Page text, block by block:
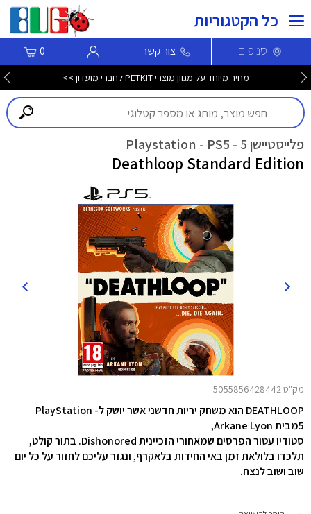
כל הקטגוריות
סניפים צור קשר 0
מחיר מיוחד על מגוון מוצרי PETKIT לחברי מועדון >>
פלייסטיישן 5 - Playstation - PS5
Deathloop Standard Edition
מק"ט 5055856428442
DEATHLOOP הוא משחק יריות חדשני אשר יושק ל- PlayStation
5מבית Arkane Lyon
,
סטודיו עטורהפרסים שמאחורי הזכייניתDishonored. בתור קולט,
תלכדו בלולאת זמן באי החידות בלאקרף, ונגזר עליכם לחזור על כל יום
שוב ושוב לנצח.